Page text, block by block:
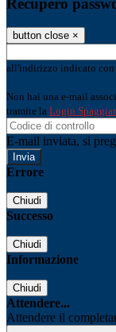
button close ×
all'indirizzo indicato con
Non hai una e-mail
tramite la Login
E-mail inviata, si
Errore
Chiudi
Successo
Chiudi
Informazione
Chiudi
Attendere...
Attendere il